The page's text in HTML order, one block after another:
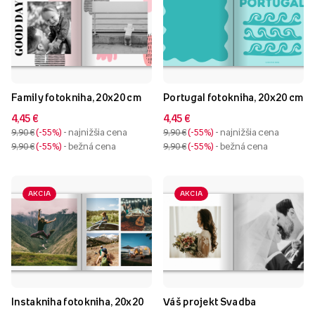
Family fotokniha, 20x20 cm
4,45 €
9,90 € -55% - najnižšia cena
9,90 € -55% - bežná cena
Portugal fotokniha, 20x20 cm
4,45 €
9,90 € -55% - najnižšia cena
9,90 € -55% - bežná cena
AKCIA
Instakniha fotokniha, 20x20
AKCIA
Váš projekt Svadba